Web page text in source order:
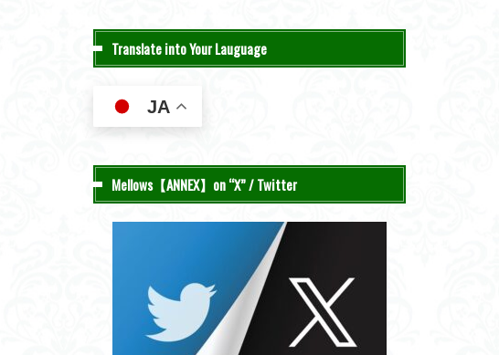
Translate into Your Lauguage
JA
Mellows【ANNEX】on “X” / Twitter